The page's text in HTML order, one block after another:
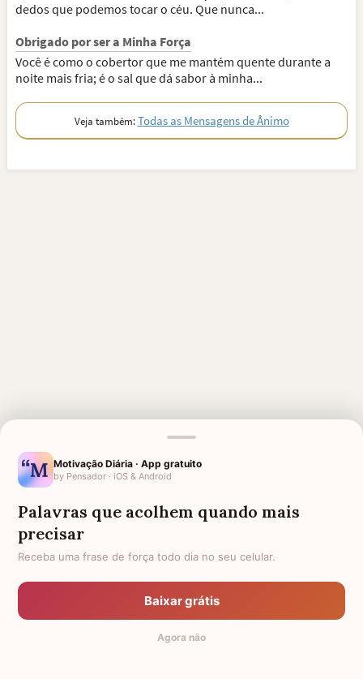
dedos que podemos tocar o céu. Que nunca...
Obrigado por ser a Minha Força
Você é como o cobertor que me mantém quente durante a
noite mais fria; é o sal que dá sabor à minha...
Veja também:Todas as Mensagens de Ânimo
MENSAGENS RELACIONADAS
PALAVRAS DE ÂNIMO
PARA ALGUÉM NO HOSPITAL
LUTO POR UMA CRIANÇA
HOMENAGEM PARA UMA IRMÃ
ÂNIMO EVANGÉLICAS
Motivação Diária · App gratuito
by Pensador · iOS & Android
Palavras que acolhem quando mais
precisar
Receba uma frase de força todo dia no seu celular.
Baixar grátis
Agora não